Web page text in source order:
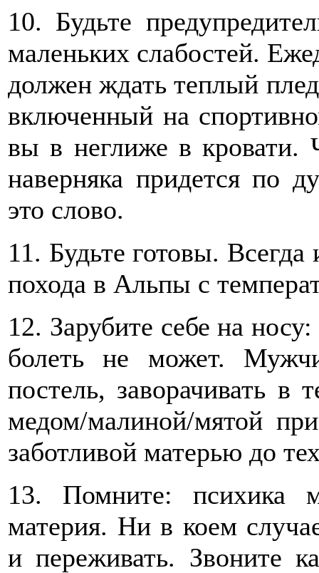
10. Будьте
маленьких слабостей.
должен ждать теплый
включенный на
вы в неглиже в кровати.
наверняка придется по
это слово.
11. Будьте готовы.
похода в Альпы с
12. Зарубите себе на
болеть не может.
постель, заворачивать в
медом/малиной/мятой
заботливой матерью до
13. Помните: психика
материя. Ни в коем
и переживать. Звоните